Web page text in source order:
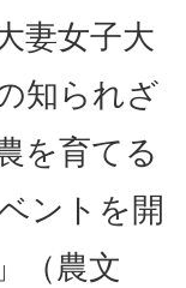
妻女子大
知られざ
を育てる
ントを開
（農文